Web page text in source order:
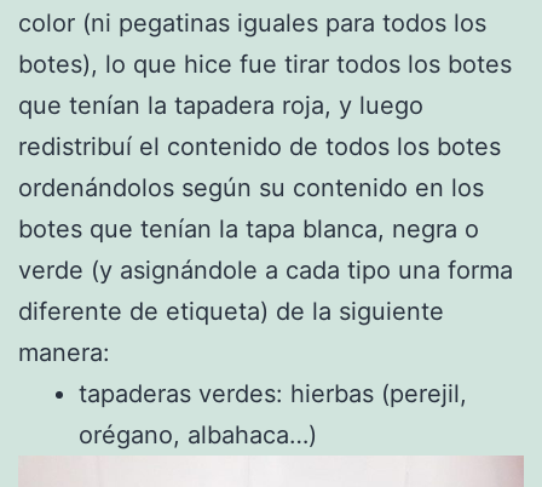
color (ni pegatinas iguales para todos los
botes), lo que hice fue tirar todos los botes
que tenían la tapadera roja, y luego
redistribuí el contenido de todos los botes
ordenándolos según su contenido en los
botes que tenían la tapa blanca, negra o
verde (y asignándole a cada tipo una forma
diferente de etiqueta) de la siguiente
manera:
tapaderas verdes: hierbas (perejil,
orégano, albahaca…)